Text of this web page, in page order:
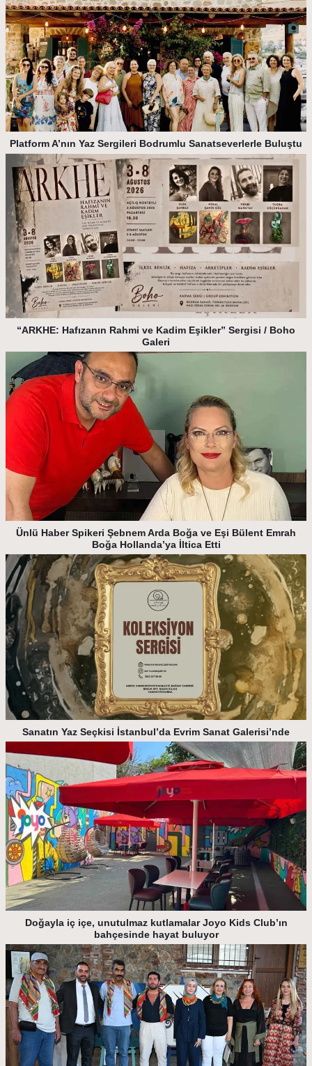
Platform A’nın Yaz Sergileri Bodrumlu Sanatseverlerle Buluştu
“ARKHE: Hafızanın Rahmi ve Kadim Eşikler” Sergisi / Boho
Galeri
Ünlü Haber Spikeri Şebnem Arda Boğa ve Eşi Bülent Emrah
Boğa Hollanda’ya İltica Etti
Sanatın Yaz Seçkisi İstanbul’da Evrim Sanat Galerisi’nde
Doğayla iç içe, unutulmaz kutlamalar Joyo Kids Club’ın
bahçesinde hayat buluyor